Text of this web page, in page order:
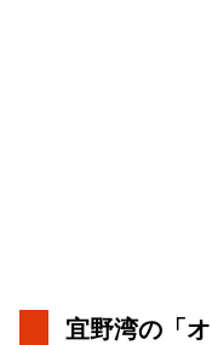
宜野湾の「